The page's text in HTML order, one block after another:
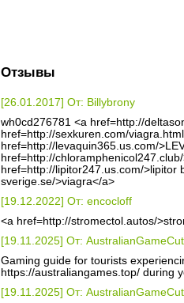
Отзывы
[26.01.2017] От: Billybrony
wh0cd276781 <a href=http://
href=http://sexkuren.com/
href=http://levaquin365.us.com/
href=http://
href=http://lipitor247.us.com/>lipitor
sverige.se/>viagra</a>
[19.12.2022] От: encocloff
<a href=http://stromectol.autos/
[19.11.2025] От: AustralianGameCut
Gaming guide for tourists
https://australiangames.top/ during
[19.11.2025] От: AustralianGameCut